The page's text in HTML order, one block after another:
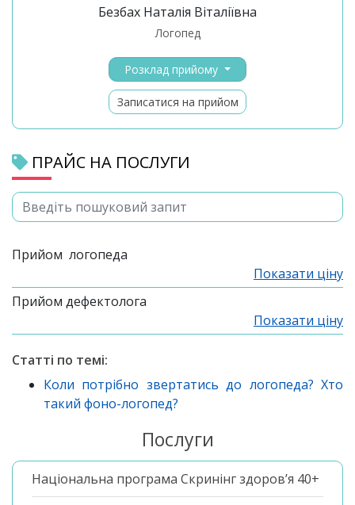
Безбах Наталія Віталіївна
логопед
Розклад прийому
Записатися на прийом
ПРАЙС НА ПОСЛУГИ
Прийом логопеда
Показати ціну
Прийом дефектолога
Показати ціну
Статті по темі:
Коли потрібно звертатись до логопеда? Хто
такий фоно-логопед?
Послуги
Національна програма Скринінг здоров’я 40+